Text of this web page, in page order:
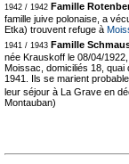
1942 / 1942 Famille
famille juive polonaise, a
Etka) trouvent refuge à
1941 / 1943 Famille
née Krauskoff le 08/04/
Moissac, domiciliés 18,
1941. Ils se marient
leur séjour à La Grave en
Montauban)